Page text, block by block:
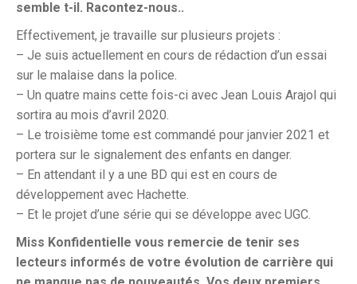
semble t-il. Racontez-nous..
Effectivement, je travaille sur plusieurs projets :
– Je suis actuellement en cours de rédaction d’un essai
sur le malaise dans la police.
– Un quatre mains cette fois-ci avec Jean Louis Arajol qui
sortira au mois d’avril 2020.
– Le troisième tome est commandé pour janvier 2021 et
portera sur le signalement des enfants en danger.
– En attendant il y a une BD qui est en cours de
développement avec Hachette.
– Et le projet d’une série qui se développe avec UGC.
Miss Konfidentielle vous remercie de tenir ses
lecteurs informés de votre évolution de carrière qui